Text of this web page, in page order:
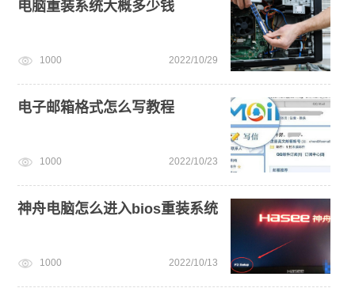
win11怎么退回win10 u盘一键重装系统win10 32位
一键重装系统备份win11系统
电脑重装系统大概多少钱
1000 2022/10/29
电子邮箱格式怎么写教程
1000 2022/10/23
神舟电脑怎么进入bios重装系统
1000 2022/10/13